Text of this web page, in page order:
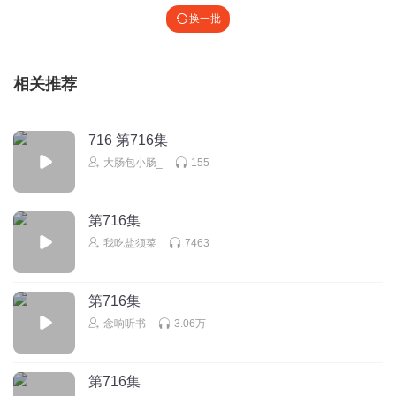
换一批
相关推荐
716 第716集
大肠包小肠_ 155
第716集
我吃盐须菜 7463
第716集
念响听书 3.06万
第716集